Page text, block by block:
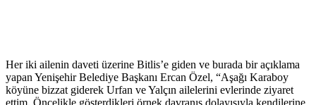
Her iki ailenin daveti üzerine Bitlis’e giden ve burada bir açıklama
yapan Yenişehir Belediye Başkanı Ercan Özel, “Aşağı Karaboy
köyüne bizzat giderek Urfan ve Yalçın ailelerini evlerinde ziyaret